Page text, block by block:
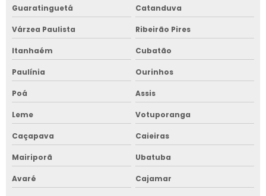
Guaratinguetá Catanduva
Várzea Paulista Ribeirão Pires
Itanhaém Cubatão
Paulínia Ourinhos
Poá Assis
Leme Votuporanga
Caçapava Caieiras
Mairiporã Ubatuba
Avaré Cajamar